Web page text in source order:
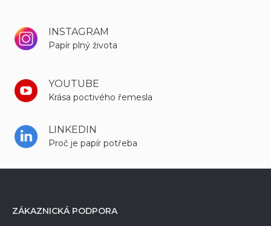
INSTAGRAM
Papír plný života
YOUTUBE
Krása poctivého řemesla
LINKEDIN
Proč je papír potřeba
ZÁKAZNICKÁ PODPORA